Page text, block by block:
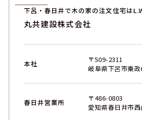
下呂・春日井で木の家の注文住宅は
丸共建設株式会社
本社
〒509-2311
岐阜県下呂市乗政
春日井営業所
〒486-0803
愛知県春日井市